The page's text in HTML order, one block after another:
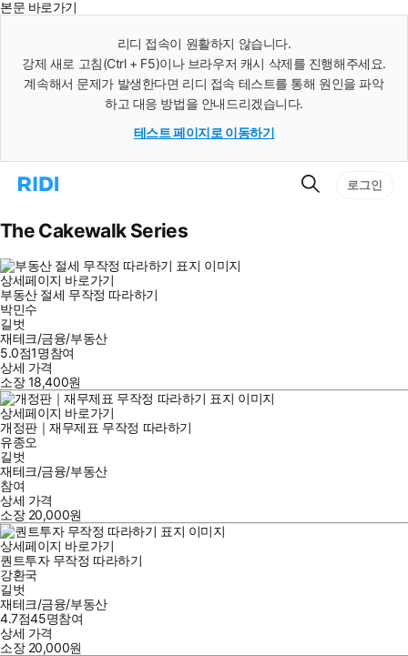
본문 바로가기
리디 접속이 원활하지 않습니다.
강제 새로 고침(Ctrl + F5)이나 브라우저 캐시 삭제를 진행해주세요.
계속해서 문제가 발생한다면 리디 접속 테스트를 통해 원인을 파악
하고 대응 방법을 안내드리겠습니다.
테스트 페이지로 이동하기
리
으
로
동
검
로그인
The Cakewalk Series
상세페이지 바로가기
부동산 절세 무작정 따라하기
박민수
길벗
재테크/금융/부동산
5.0점1명참여
상세 가격
소장18,400원
상세페이지 바로가기
개정판｜재무제표 무작정 따라하기
유종오
길벗
재테크/금융/부동산
참여
상세 가격
소장 20,000원
상세페이지 바로가기
퀀트투자 무작정 따라하기
강환국
길벗
재테크/금융/부동산
4.7점45명참여
상세 가격
소장 20,000원